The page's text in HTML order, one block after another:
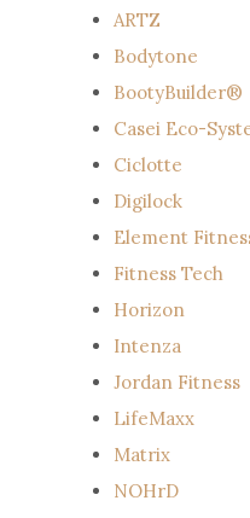
ARTZ
Bodytone
BootyBuilder®
Casei Eco-
Ciclotte
Digilock
Element
Fitness Tech
Horizon
Intenza
Jordan Fitness
LifeMaxx
Matrix
NOHrD